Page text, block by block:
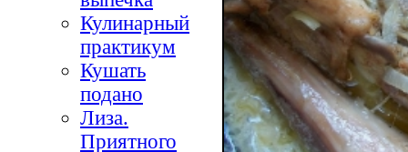
Кулинарный
практикум
Кушать
подано
Лиза.
Приятного